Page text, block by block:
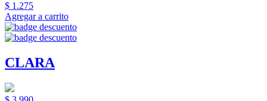
$ 1.275
Agregar a carrito
CLARA